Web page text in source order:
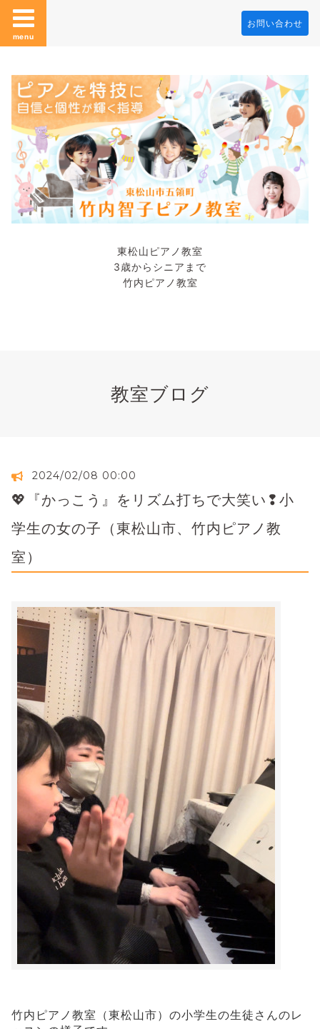
menu
お問い合わせ
東松山ピアノ教室
3歳からシニアまで
竹内ピアノ教室
教室ブログ
2024/02/08 00:00
💖『かっこう』をリズム打ちで大笑い❢小
学生の女の子（東松山市、竹内ピアノ教
室）
竹内ピアノ教室（東松山市）の小学生の生徒さんのレ